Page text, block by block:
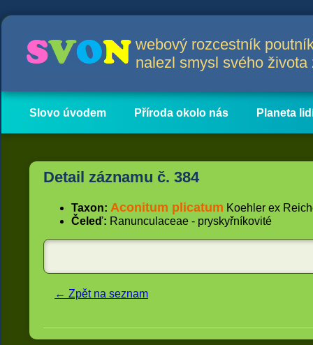
webový rozcestník
nalezl smysl svého
Slovo úvodem Příroda okolo nás Planeta
Hlavní obsah
Články
Detail záznamu č. 384
Taxon: Aconitum plicatum Koehler ex
Čeleď: Ranunculaceae - pryskyřníkovité
← Zpět na seznam